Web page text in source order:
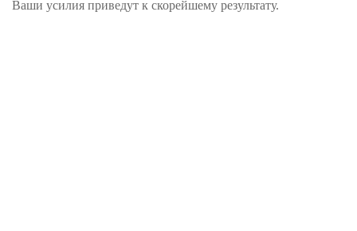
Ваши усилия приведут к скорейшему результату.